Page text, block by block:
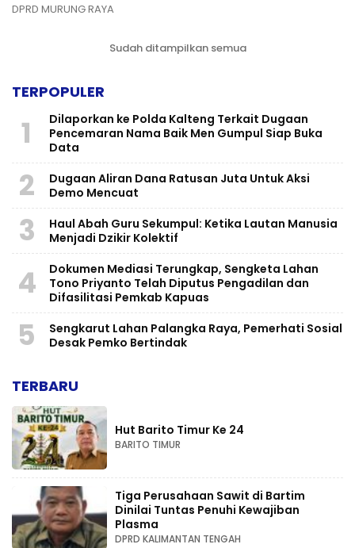
DPRD MURUNG RAYA
Sudah ditampilkan semua
TERPOPULER
1
Dilaporkan ke Polda Kalteng Terkait Dugaan
Pencemaran Nama Baik Men Gumpul Siap Buka
Data
2
Dugaan Aliran Dana Ratusan Juta Untuk Aksi
Demo Mencuat
3
Haul Abah Guru Sekumpul: Ketika Lautan Manusia
Menjadi Dzikir Kolektif
4
​Dokumen Mediasi Terungkap, Sengketa Lahan
Tono Priyanto Telah Diputus Pengadilan dan
Difasilitasi Pemkab Kapuas
5
Sengkarut Lahan Palangka Raya, Pemerhati Sosial
Desak Pemko Bertindak
TERBARU
Hut Barito Timur Ke 24
BARITO TIMUR
Tiga Perusahaan Sawit di Bartim
Dinilai Tuntas Penuhi Kewajiban
Plasma
DPRD KALIMANTAN TENGAH